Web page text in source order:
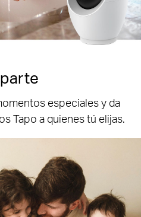
especiales y da
Tapo a quienes tú elijas.